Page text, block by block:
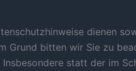
dienen
Grund bitten wir Sie zu
statt der im